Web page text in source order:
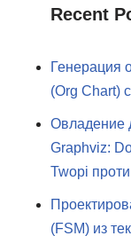
Recent
Генерация
(Org Chart)
Овладение
Graphviz:
Twopi
(FSM) из